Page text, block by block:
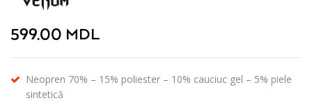
599.00 MDL
Neopren 70% – 15% poliester – 10% cauciuc gel – 5% piele
sintetică